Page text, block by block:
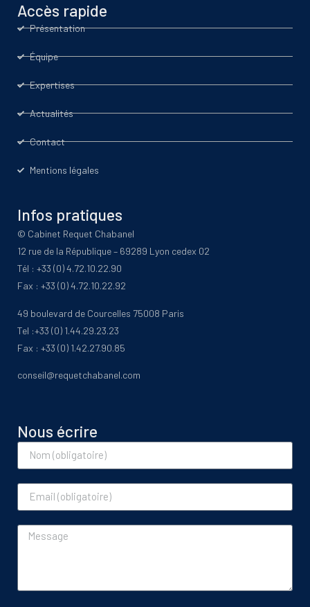
Accès rapide
Présentation
Équipe
Expertises
Actualités
Contact
Mentions légales
Infos pratiques
© Cabinet Requet Chabanel
12 rue de la République – 69289 Lyon cedex 02
Tél : +33 (0) 4.72.10.22.90
Fax : +33 (0) 4.72.10.22.92
49 boulevard de Courcelles 75008 Paris
Tel :+33 (0) 1.44.29.23.23
Fax : +33 (0) 1.42.27.90.85
conseil@requetchabanel.com
Nous écrire